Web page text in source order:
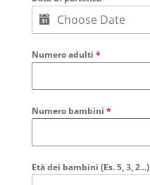
Numero adulti *
Numero bambini *
Età dei bambini (Es. 5, 3, 2...)